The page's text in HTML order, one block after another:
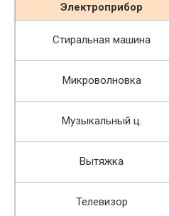
Электроприбор
Стиральная машина
Микроволновка
Музыкальный ц.
Вытяжка
Телевизор